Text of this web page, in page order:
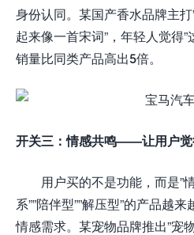
身份认同。某国产香水品牌主打
起来像一首宋词”，年轻人觉得”
销量比同类产品高出5倍。
开关三：情感共鸣——让用户觉
用户买的不是功能，而是”
系””陪伴型””解压型”的产品越
情感需求。某宠物品牌推出”宠